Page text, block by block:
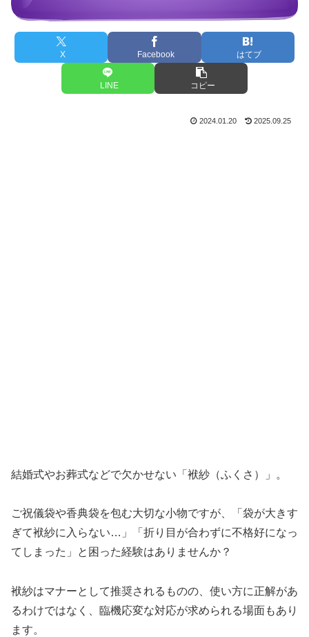
X Facebook はてブ
LINE コピー
2024.01.20 2025.09.25
結婚式やお葬式などで欠かせない「袱紗（ふくさ）」。
ご祝儀袋や香典袋を包む大切な小物ですが、「袋が大きす
ぎて袱紗に入らない…」「折り目が合わずに不格好になっ
てしまった」と困った経験はありませんか？
袱紗はマナーとして推奨されるものの、使い方に正解があ
るわけではなく、臨機応変な対応が求められる場面もあり
ます。